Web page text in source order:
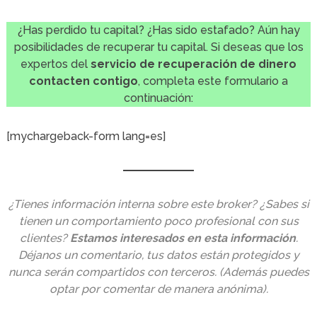
¿Has perdido tu capital? ¿Has sido estafado? Aún hay
posibilidades de recuperar tu capital. Si deseas que los
expertos del servicio de recuperación de dinero
contacten contigo, completa este formulario a
continuación:
[mychargeback-form lang=es]
¿Tienes información interna sobre este broker? ¿Sabes si
tienen un comportamiento poco profesional con sus
clientes?Estamos interesados en esta información.
Déjanos un comentario, tus datos están protegidos y
nunca serán compartidos con terceros. (Además puedes
optar por comentar de manera anónima).